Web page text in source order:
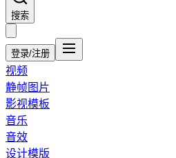
搜索
登录/注册
视频
静帧图片
影视模板
音乐
音效
设计模版